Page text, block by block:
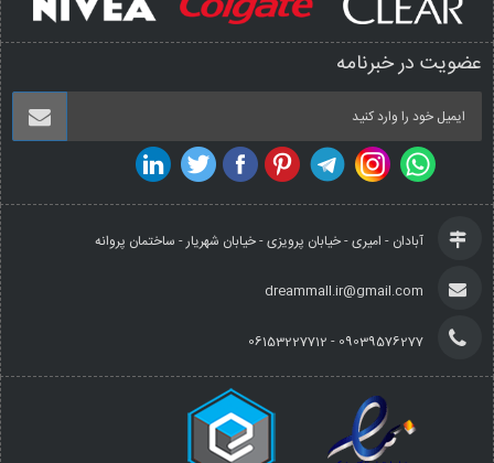
عضویت در خبرنامه
آبادان - امیری - خیابان پرویزی - خیابان شهریار - ساختمان پروانه
dreammall.ir@gmail.com
09039576277 - 06153227712